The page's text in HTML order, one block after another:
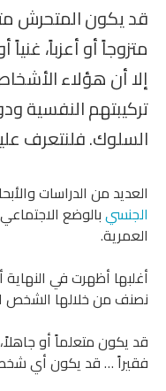
قد يكون المتحرش
متزوجاً أو أعزباً،
إلا أن هؤلاء
تركيبتهم النفسية
السلوك. فلنتعرف
العديد من الدراسات
الجنسيبالوضع
العمرية.
أغلبها أظهرت في
نصنف من خلالها الشخص
قد يكون متعلماً أو جاهلاً،
فقيراً … قد يكون أي